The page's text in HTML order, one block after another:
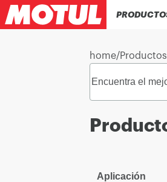
home/Productos
Aplicación